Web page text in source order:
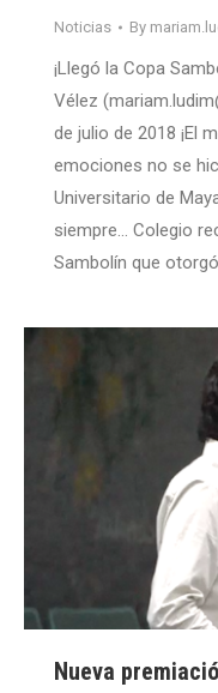
Noticias By
¡Llegó la Copa
Vélez
de julio de 2018 ¡El
emociones no se
Universitario de
siempre… Colegio
Sambolín que
Nueva